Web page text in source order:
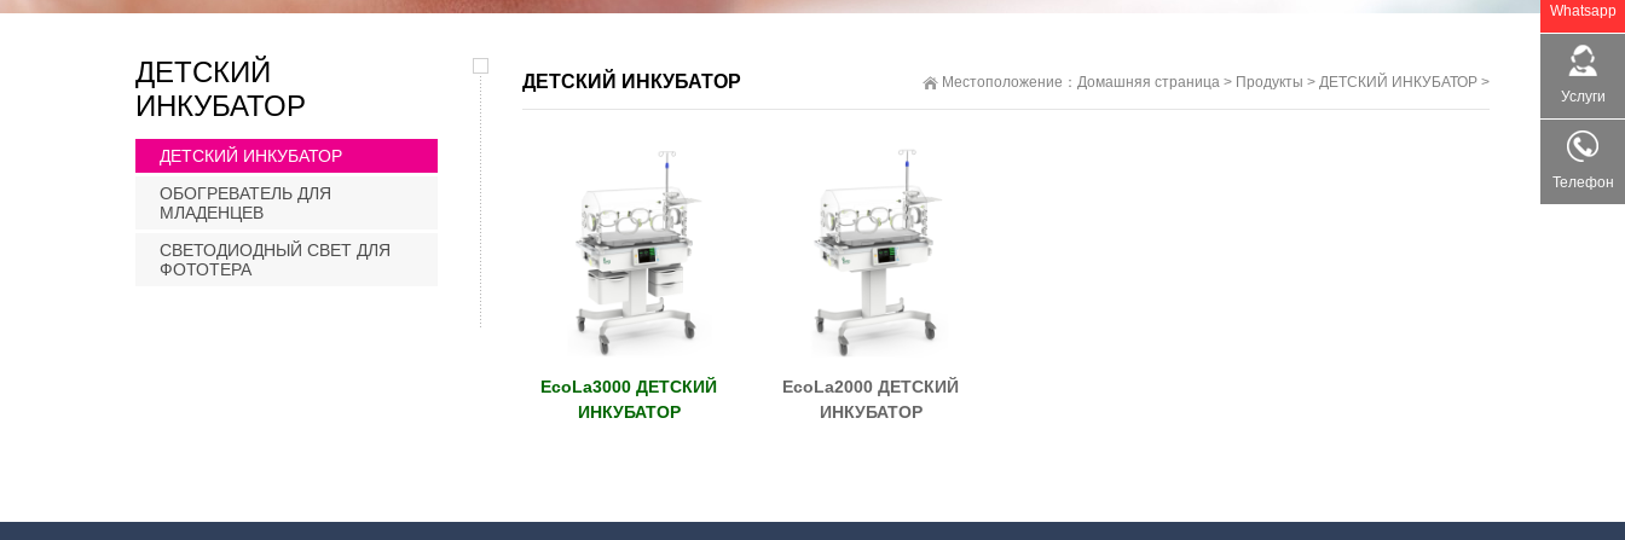
Местоположение： Домашняя страница > Продукты > ДЕТСКИЙ ИНКУБАТОР >
ДЕТСКИЙ ИНКУБАТОР
EcoLa3000 ДЕТСКИЙ
ИНКУБАТОР
EcoLa2000 ДЕТСКИЙ
ИНКУБАТОР
ДЕТСКИЙ
ИНКУБАТОР
ДЕТСКИЙ ИНКУБАТОР
ОБОГРЕВАТЕЛЬ ДЛЯ
МЛАДЕНЦЕВ
СВЕТОДИОДНЫЙ СВЕТ ДЛЯ
ФОТОТЕРА
Whatsapp
Услуги
Телефон